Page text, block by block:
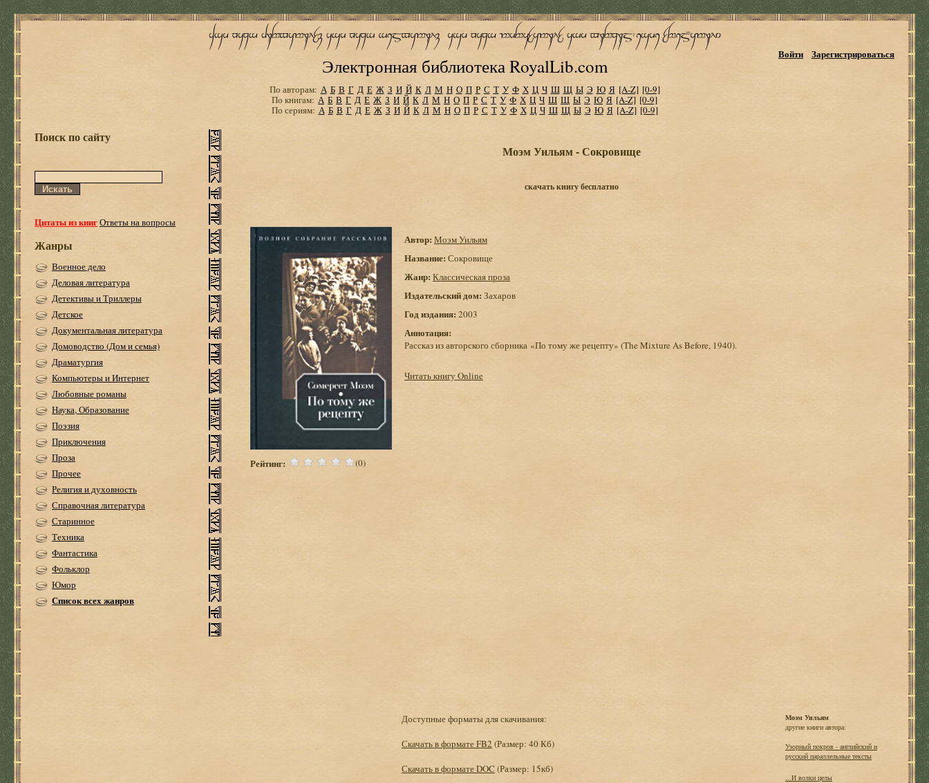
Электронная библиотека RoyalLib.com
Войти Зарегистрироваться
По авторам: А Б В Г Д Е Ж З И Й К Л М Н О П Р С Т У Ф Х Ц Ч Ш Щ Ы Э Ю Я [A-Z] [0-9]
По книгам: А Б В Г Д Е Ж З И Й К Л М Н О П Р С Т У Ф Х Ц Ч Ш Щ Ы Э Ю Я [A-Z] [0-9]
По сериям: А Б В Г Д Е Ж З И Й К Л М Н О П Р С Т У Ф Х Ц Ч Ш Щ Ы Э Ю Я [A-Z] [0-9]
Поиск по сайту
Цитаты из книгОтветы на вопросы
Жанры
Военное дело
Деловая литература
Детективы и Триллеры
Детское
Документальная литература
Домоводство (Дом и семья)
Драматургия
Компьютеры и Интернет
Любовные романы
Наука, Образование
Поэзия
Приключения
Проза
Прочее
Религия и духовность
Справочная литература
Старинное
Техника
Фантастика
Фольклор
Юмор
Список всех жанров
Моэм Уильям - Сокровище
скачать книгу бесплатно
Рейтинг: (0)
Автор: Моэм Уильям
Название: Сокровище
Жанр: Классическая проза
Издательский дом: Захаров
Год издания: 2003
Аннотация:
Рассказ из авторского сборника «По тому же рецепту» (The Mixture As Before, 1940).
Читать книгу Online
Доступные форматы для скачивания:
Скачать в формате FB2 (Размер: 40 Кб)
Скачать в формате DOC (Размер: 15кб)
Моэм Уильям
другие книги автора:
Узорный покров - английский и
русский параллельные тексты
...И волки целы